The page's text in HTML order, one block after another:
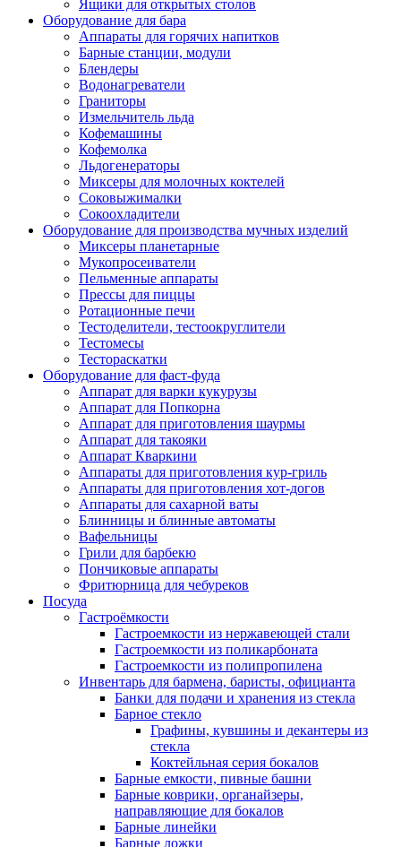
Ящики для открытых столов
Оборудование для бара
Аппараты для горячих напитков
Барные станции, модули
Блендеры
Водонагреватели
Граниторы
Измельчитель льда
Кофемашины
Кофемолка
Льдогенераторы
Миксеры для молочных коктелей
Соковыжималки
Сокоохладители
Оборудование для производства мучных изделий
Миксеры планетарные
Мукопросеиватели
Пельменные аппараты
Прессы для пиццы
Ротационные печи
Тестоделители, тестоокруглители
Тестомесы
Тестораскатки
Оборудование для фаст-фуда
Аппарат для варки кукурузы
Аппарат для Попкорна
Аппарат для приготовления шаурмы
Аппарат для такояки
Аппарат Кваркини
Аппараты для приготовления кур-гриль
Аппараты для приготовления хот-догов
Аппараты для сахарной ваты
Блинницы и блинные автоматы
Вафельницы
Грили для барбекю
Пончиковые аппараты
Фритюрница для чебуреков
Посуда
Гастроёмкости
Гастроемкости из нержавеющей стали
Гастроемкости из поликарбоната
Гастроемкости из полипропилена
Инвентарь для бармена, баристы, официанта
Банки для подачи и хранения из стекла
Барное стекло
Графины, кувшины и декантеры из
стекла
Коктейльная серия бокалов
Барные емкости, пивные башни
Барные коврики, органайзеры,
направляющие для бокалов
Барные линейки
Барные ложки